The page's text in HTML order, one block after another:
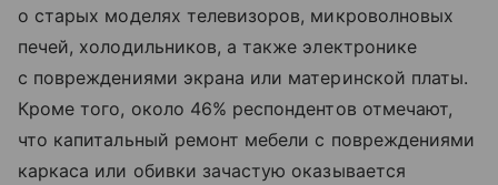
о старых моделях телевизоров, микроволновых
печей, холодильников, а также электронике
с повреждениями экрана или материнской платы.
Кроме того, около 46% респондентов отмечают,
что капитальный ремонт мебели с повреждениями
каркаса или обивки зачастую оказывается